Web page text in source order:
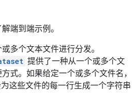
端到端示例。
多个文本文件进行分发。
提供了一种从一个或多个文
式。如果给定一个或多个文件名，
这些文件的每一行生成一个字符串